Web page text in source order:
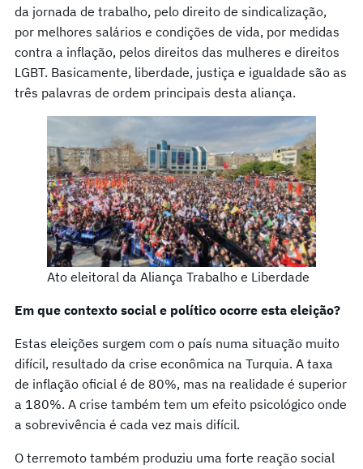
da jornada de trabalho, pelo direito de sindicalização,
por melhores salários e condições de vida, por medidas
contra a inflação, pelos direitos das mulheres e direitos
LGBT. Basicamente, liberdade, justiça e igualdade são as
três palavras de ordem principais desta aliança.
Ato eleitoral da Aliança Trabalho e Liberdade
Em que contexto social e político ocorre esta eleição?
Estas eleições surgem com o país numa situação muito
difícil, resultado da crise econômica na Turquia. A taxa
de inflação oficial é de 80%, mas na realidade é superior
a 180%. A crise também tem um efeito psicológico onde
a sobrevivência é cada vez mais difícil.
O terremoto também produziu uma forte reação social